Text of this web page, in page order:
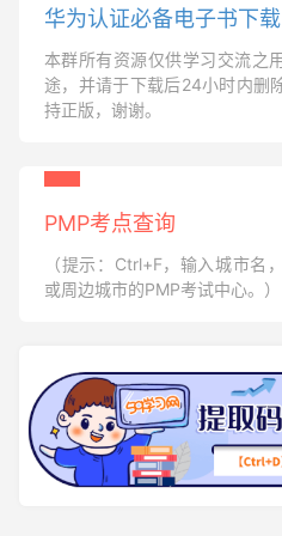
华为认证必备电子书下载
本群所有资源仅供学习交流之
途，并请于下载后24小时内删
持正版，谢谢。
PMP考点查询
（提示：Ctrl+F，输入城市名
或周边城市的PMP考试中心。）